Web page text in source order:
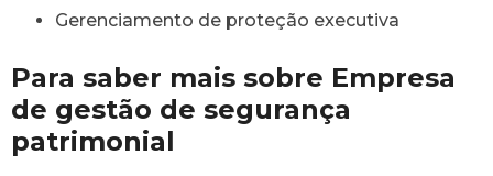
Gerenciamento de proteção executiva
Para saber mais sobre Empresa
de gestão de segurança
patrimonial